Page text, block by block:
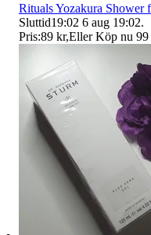
Rituals Yozakura
Sluttid19:02 6 aug 19:02.
Pris:89 kr,Eller Köp nu 99